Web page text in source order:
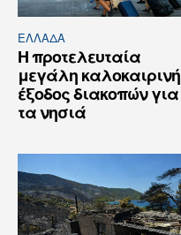
ΕΛΛΆΔΑ
Η προτελευταία
μεγάλη καλοκαιρινή
έξοδος διακοπών για
τα νησιά